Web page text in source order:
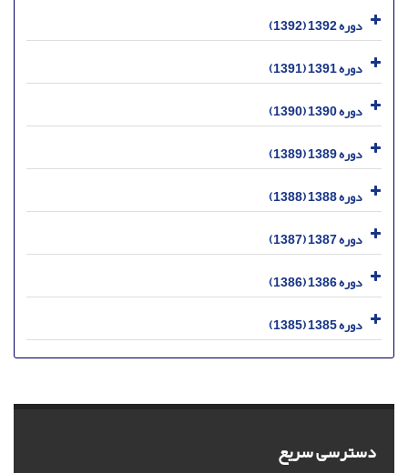
دوره 1392 (1392)
دوره 1391 (1391)
دوره 1390 (1390)
دوره 1389 (1389)
دوره 1388 (1388)
دوره 1387 (1387)
دوره 1386 (1386)
دوره 1385 (1385)
دسترسی سریع